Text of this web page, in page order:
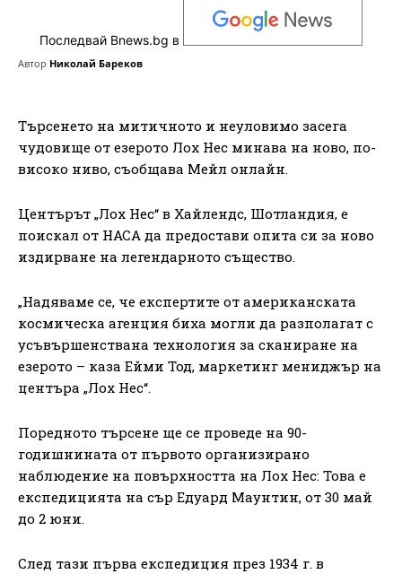
Последвай Bnews.bg в
Автор Николай Бареков
Търсенето на митичното и неуловимо засега
чудовище от езерото Лох Нес минава на ново, по-
високо ниво, съобщава Мейл онлайн.
Центърът „Лох Нес“ в Хайлендс, Шотландия, е
поискал от НАСА да предостави опита си за ново
издирване на легендарното същество.
„Надяваме се, че експертите от американската
космическа агенция биха могли да разполагат с
усъвършенствана технология за сканиране на
езерото – каза Ейми Тод, маркетинг мениджър на
центъра „Лох Нес“.
Поредното търсене ще се проведе на 90-
годишнината от първото организирано
наблюдение на повърхността на Лох Нес: Това е
експедицията на сър Едуард Маунтин, от 30 май
до 2 юни.
След тази първа експедиция през 1934 г. в